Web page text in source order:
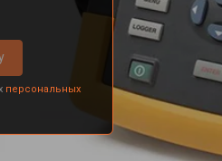
персональных